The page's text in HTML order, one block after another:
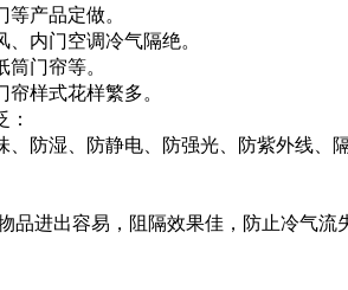
等产品定做。
内门空调冷气隔绝。
筒门帘等。
帘样式花样繁多。
：
防湿、防静电、防强光、防紫外线、隔
进出容易，阻隔效果佳，防止冷气流